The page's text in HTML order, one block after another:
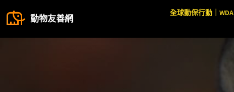
動物友善網
全球動保行動｜WDA